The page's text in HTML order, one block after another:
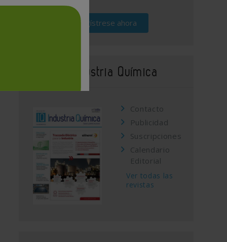
Regístrese ahora
Revista Industria Química
Contacto
Publicidad
Suscripciones
Calendario
Editorial
Ver todas las
revistas